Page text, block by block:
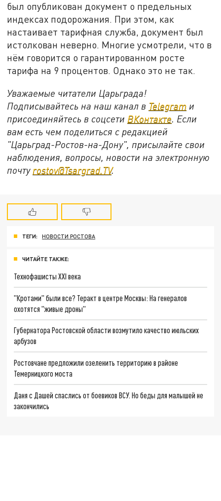
был опубликован документ о предельных
индексах подорожания. При этом, как
настаивает тарифная служба, документ был
истолкован неверно. Многие усмотрели, что в
нём говорится о гарантированном росте
тарифа на 9 процентов. Однако это не так.
Уважаемые читатели Царьграда!
Подписывайтесь на наш канал в Telegram и
присоединяйтесь в соцсети ВКонтакте. Если
вам есть чем поделиться с редакцией
"Царьград-Ростов-на-Дону", присылайте свои
наблюдения, вопросы, новости на электронную
почту rostov@Tsargrad.ТV.
ТЕГИ: НОВОСТИ РОСТОВА
ЧИТАЙТЕ ТАКЖЕ:
Технофашисты XXI века
"Кротами" были все? Теракт в центре Москвы: На генералов
охотятся "живые дроны"
Губернатора Ростовской области возмутило качество июльских
арбузов
Ростовчане предложили озеленить территорию в районе
Темерницкого моста
Даня с Дашей спаслись от боевиков ВСУ. Но беды для малышей не
закончились